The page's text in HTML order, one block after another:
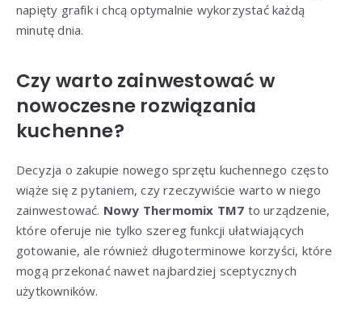
napięty grafik i chcą optymalnie wykorzystać każdą
minutę dnia.
Czy warto zainwestować w
nowoczesne rozwiązania
kuchenne?
Decyzja o zakupie nowego sprzętu kuchennego często
wiąże się z pytaniem, czy rzeczywiście warto w niego
zainwestować. Nowy Thermomix TM7 to urządzenie,
które oferuje nie tylko szereg funkcji ułatwiających
gotowanie, ale również długoterminowe korzyści, które
mogą przekonać nawet najbardziej sceptycznych
użytkowników.